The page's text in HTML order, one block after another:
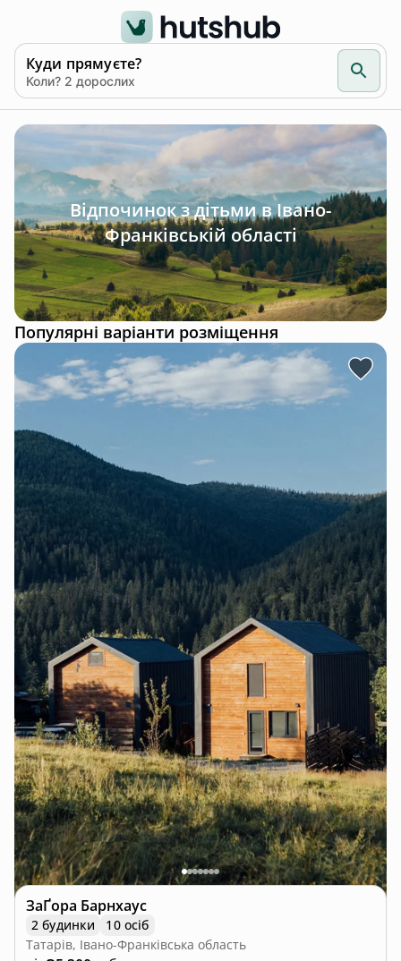
Куди прямуєте?
Коли? 2 дорослих
Відпочинок з дітьми в Івано-
Франківській області
Популярні варіанти розміщення
ЗаҐора Барнхаус
2 будинки
10 осіб
Татарів, Івано-Франківська область